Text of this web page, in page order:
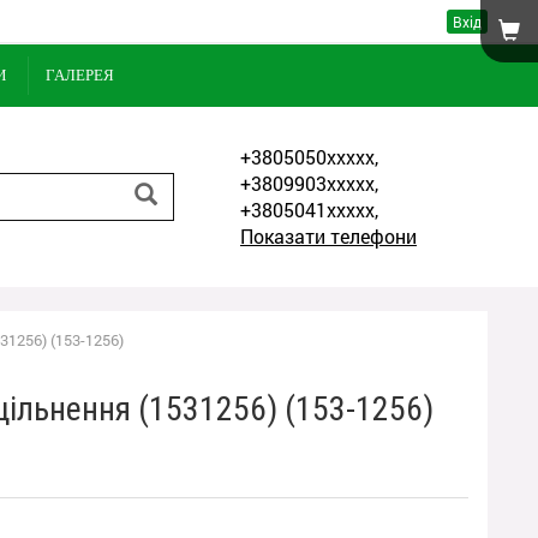
Вхід
ГАЛЕРЕЯ
+3805050xxxxx,
+3809903xxxxx,
+3805041xxxxx,
Показати телефони
(153-1256)
(1531256) (153-1256)